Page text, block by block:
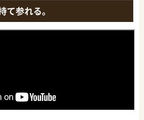
て参れる。